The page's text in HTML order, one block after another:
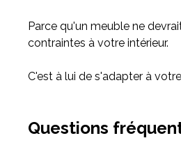
Parce qu'un meuble ne
contraintes à votre intérieur.
C'est à lui de s'adapter à
Questions